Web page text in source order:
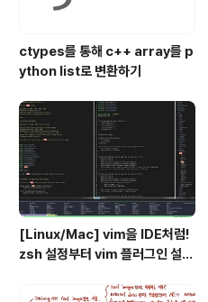
ctypes를 통해 c++ array를 p
ython list로 변환하기
[Linux/Mac] vim을 IDE처럼!
zsh 설정부터 vim 플러그인 설정